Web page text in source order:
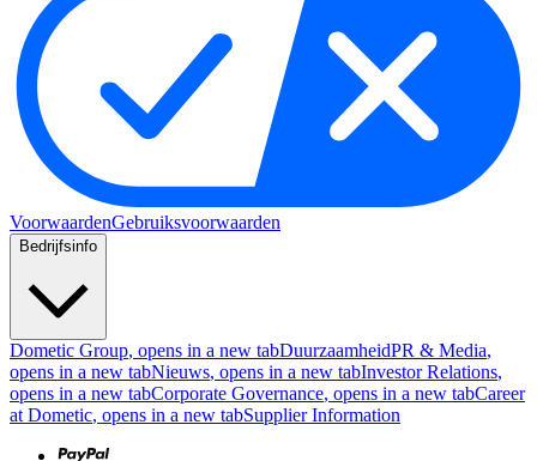
VoorwaardenGebruiksvoorwaarden
Bedrijfsinfo
Dometic Group, opens in a new tabDuurzaamheidPR & Media,
opens in a new tabNieuws, opens in a new tabInvestor Relations,
opens in a new tabCorporate Governance, opens in a new tabCareer
at Dometic, opens in a new tabSupplier Information